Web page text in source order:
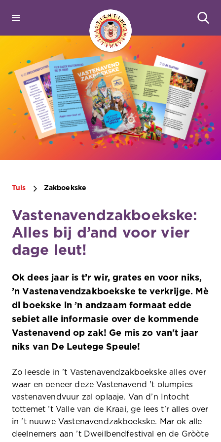
Tuis Zakboekske
Vastenavendzakboekske:
Alles bij d’and voor vier
dage leut!
Ok dees jaar is t’r wir, grates en voor niks,
’n Vastenavendzakboekske te verkrijge. Mè
di boekske in ’n andzaam formaat edde
sebiet alle informasie over de kommende
Vastenavend op zak! Ge mis zo van't jaar
niks van De Leutege Speule!
Zo leesde in ’t Vastenavendzakboekske alles over
waar en oeneer deze Vastenavend 't olumpies
vastenavendvuur zal oplaaje. Van d’n Intocht
tottemet ’t Valle van de Kraai, ge lees t'r alles over
in 't nuuwe Vastenavendzakboekske. Mar ok alle
deelnemers aan ’t Dweilbendfestival en de Gròòte